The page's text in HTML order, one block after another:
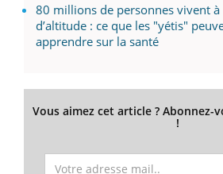
80 millions de personnes vivent
d’altitude : ce que les "yétis"
apprendre sur la santé
Vous aimez cet article ? Abonnez-
!